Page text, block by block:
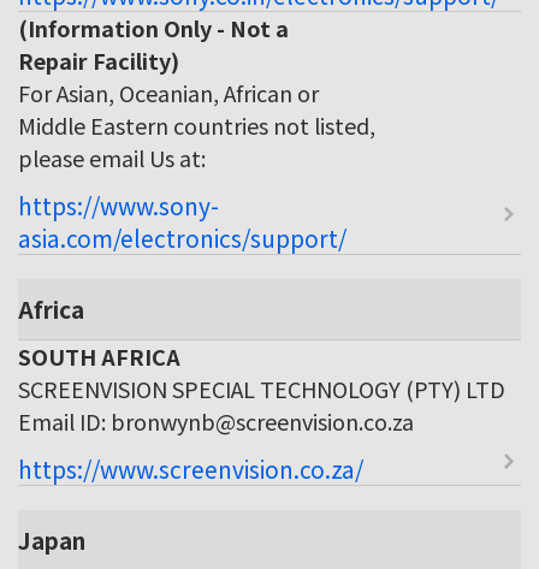
(Information Only - Not a
Repair Facility)
For Asian, Oceanian, African or
Middle Eastern countries not listed,
please email Us at:
https://www.sony-
asia.com/electronics/support/
Africa
SOUTH AFRICA
SCREENVISION SPECIAL TECHNOLOGY (PTY) LTD
Email ID: bronwynb@screenvision.co.za
https://www.screenvision.co.za/
Japan